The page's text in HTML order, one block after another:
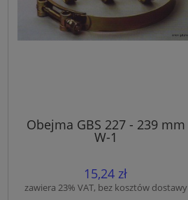
Obejma GBS 227 - 239 mm
W-1
15,24 zł
zawiera 23% VAT, bez kosztów dostawy